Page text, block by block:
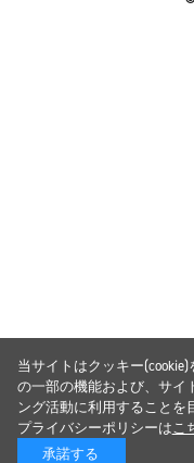
当サイトはクッキー
の一部の機能および、サイ
ング活動に利用することを
プライバシーポリシーはこ
承諾する